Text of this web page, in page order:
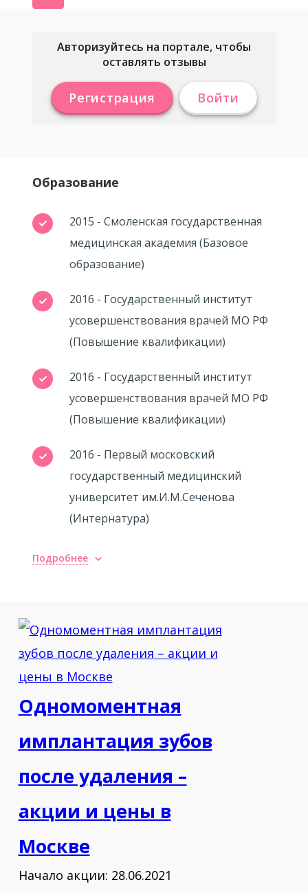
Авторизуйтесь на портале, чтобы
оставлять отзывы
Регистрация Войти
Образование
2015 - Смоленская государственная
медицинская академия (Базовое
образование)
2016 - Государственный институт
усовершенствования врачей МО РФ
(Повышение квалификации)
2016 - Государственный институт
усовершенствования врачей МО РФ
(Повышение квалификации)
2016 - Первый московский
государственный медицинский
университет им.И.М.Сеченова
(Интернатура)
Повышение квалификации
2013 - "Основы костной пластики.
Базовый курс." г.Смоленск
2014 - "Основы костной пластики.
Продвинутый курс." г.Смоленск
2014 - "Реконструктивная хирургия
ЧЛО." г.Смоленск
2015 - "Атравматическое удаление
зубов." г.Смоленск
Подробнее
Одномоментная
имплантация зубов
после удаления –
акции и цены в
Москве
Начало акции: 28.06.2021